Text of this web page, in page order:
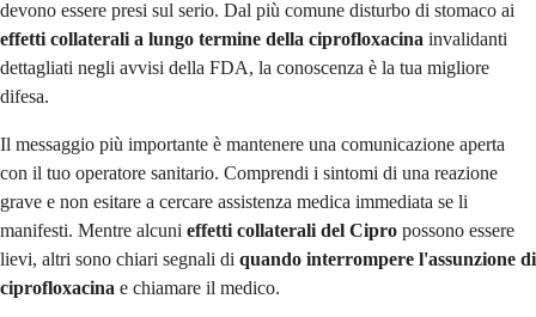
devono essere presi sul serio. Dal più comune disturbo di stomaco ai
effetti collaterali a lungo termine della ciprofloxacina invalidanti
dettagliati negli avvisi della FDA, la conoscenza è la tua migliore
difesa.
Il messaggio più importante è mantenere una comunicazione aperta
con il tuo operatore sanitario. Comprendi i sintomi di una reazione
grave e non esitare a cercare assistenza medica immediata se li
manifesti. Mentre alcuni effetti collaterali del Cipro possono essere
lievi, altri sono chiari segnali di quando interrompere l'assunzione di
ciprofloxacina e chiamare il medico.